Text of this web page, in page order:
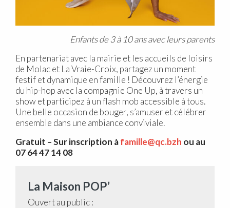
Enfants de 3 à 10 ans avec leurs parents
En partenariat avec la mairie et les accueils de loisirs
de Molac et La Vraie-Croix, partagez un moment
festif et dynamique en famille ! Découvrez l’énergie
du hip-hop avec la compagnie One Up, à travers un
show et participez à un flash mob accessible à tous.
Une belle occasion de bouger, s’amuser et célébrer
ensemble dans une ambiance conviviale.
Gratuit – Sur inscription àfamille@qc.bzh ou au
07 64 47 14 08
La Maison POP’
Ouvert au public :